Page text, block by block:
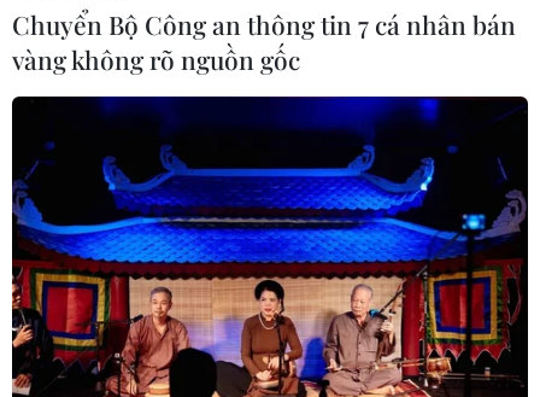
Bản Lồng - nơi văn hóa Mông hòa
nhịp cùng du lịch cộng đồng giữa
cổng trời Pha Đin
07/08/2026 08:31
Miss Galaxy Vietnam 2026: Sân chơi
nhan sắc khác biệt với dấu ấn công
nghệ
07/08/2026 07:40
Chuyển Bộ Công an thông tin 7 cá nhân bán
vàng không rõ nguồn gốc